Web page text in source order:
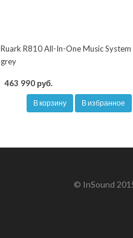
Ruark R810 All-In-One Music
grey
463 990 руб.
В корзину В избранное
© InSound